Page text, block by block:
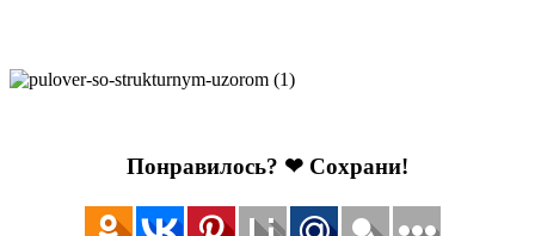
Понравилось? ❤ Сохрани!